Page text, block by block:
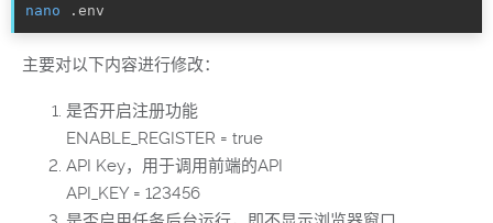
nano .env
主要对以下内容进行修改：
是否开启注册功能
ENABLE_REGISTER = true
API Key，用于调用前端的API
API_KEY = 123456